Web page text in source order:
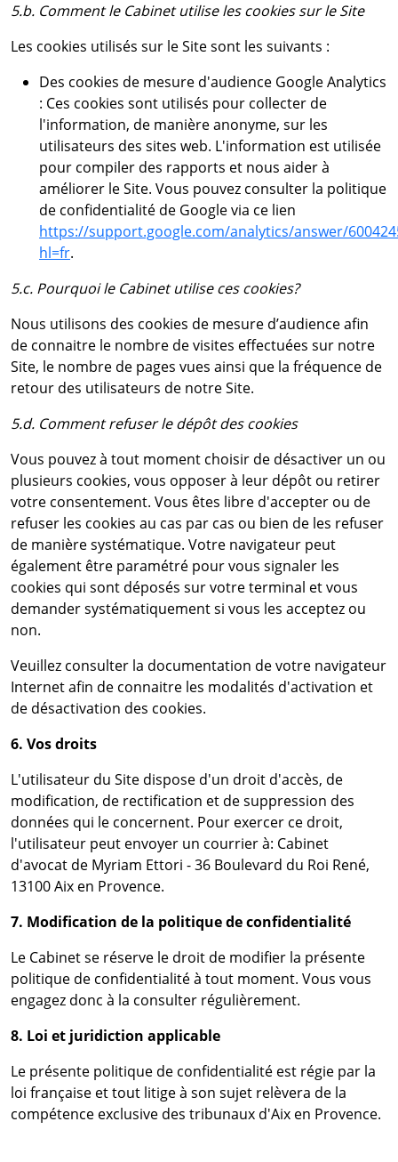
5.b. Comment le Cabinet utilise les cookies sur le Site
Les cookies utilisés sur le Site sont les suivants :
Des cookies de mesure d'audience Google Analytics
: Ces cookies sont utilisés pour collecter de
l'information, de manière anonyme, sur les
utilisateurs des sites web. L'information est utilisée
pour compiler des rapports et nous aider à
améliorer le Site. Vous pouvez consulter la politique
de confidentialité de Google via ce lien
https://support.google.com/analytics/answer/
hl=fr.
5.c. Pourquoi le Cabinet utilise ces cookies?
Nous utilisons des cookies de mesure d’audience afin
de connaitre le nombre de visites effectuées sur notre
Site, le nombre de pages vues ainsi que la fréquence de
retour des utilisateurs de notre Site.
5.d. Comment refuser le dépôt des cookies
Vous pouvez à tout moment choisir de désactiver un ou
plusieurs cookies, vous opposer à leur dépôt ou retirer
votre consentement. Vous êtes libre d'accepter ou de
refuser les cookies au cas par cas ou bien de les refuser
de manière systématique. Votre navigateur peut
également être paramétré pour vous signaler les
cookies qui sont déposés sur votre terminal et vous
demander systématiquement si vous les acceptez ou
non.
Veuillez consulter la documentation de votre navigateur
Internet afin de connaitre les modalités d'activation et
de désactivation des cookies.
6. Vos droits
L'utilisateur du Site dispose d'un droit d'accès, de
modification, de rectification et de suppression des
données qui le concernent. Pour exercer ce droit,
l'utilisateur peut envoyer un courrier à: Cabinet
d'avocat de Myriam Ettori - 36 Boulevard du Roi René,
13100 Aix en Provence.
7. Modification de la politique de confidentialité
Le Cabinet se réserve le droit de modifier la présente
politique de confidentialité à tout moment. Vous vous
engagez donc à la consulter régulièrement.
8. Loi et juridiction applicable
Le présente politique de confidentialité est régie par la
loi française et tout litige à son sujet relèvera de la
compétence exclusive des tribunaux d'Aix en Provence.